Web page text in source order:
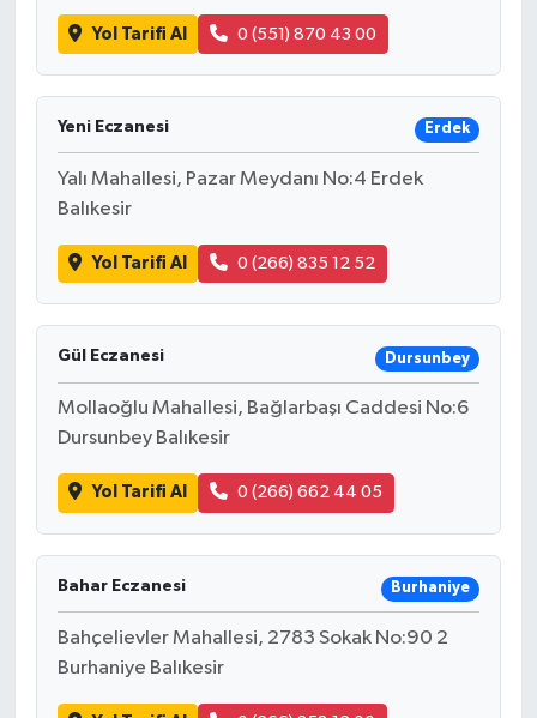
Yol Tarifi Al 0 (551) 870 43 00
Yeni Eczanesi Erdek
Yalı Mahallesi, Pazar Meydanı No:4 Erdek
Balıkesir
Yol Tarifi Al 0 (266) 835 12 52
Gül Eczanesi Dursunbey
Mollaoğlu Mahallesi, Bağlarbaşı Caddesi No:6
Dursunbey Balıkesir
Yol Tarifi Al 0 (266) 662 44 05
Bahar Eczanesi Burhaniye
Bahçelievler Mahallesi, 2783 Sokak No:90 2
Burhaniye Balıkesir